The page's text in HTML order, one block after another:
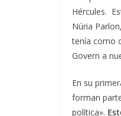
Hércules.
Núria
tenía como
Govern a
En su
forman
política».